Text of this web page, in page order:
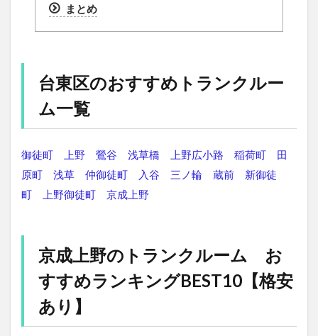
まとめ
台東区のおすすめトランクルー
ム一覧
御徒町 上野 鶯谷 浅草橋 上野広小路 稲荷町
田
原町
浅草 仲御徒町 入谷 三ノ輪 蔵前
新御徒
町
上野御徒町 京成上野
京成上野のトランクルーム お
すすめランキングBEST10【格安
あり】